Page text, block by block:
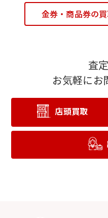
金券・商品券の
査
お気軽にお
店頭買取